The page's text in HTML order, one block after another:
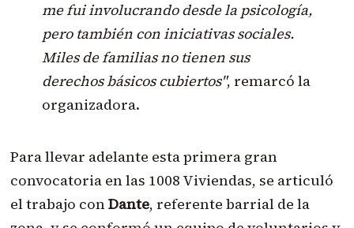
me fui involucrando desde la psicología,
pero también con iniciativas sociales.
Miles de familias no tienen sus
derechos básicos cubiertos", remarcó la
organizadora.
Para llevar adelante esta primera gran
convocatoria en las 1008 Viviendas, se articuló
el trabajo conDante, referente barrial de la